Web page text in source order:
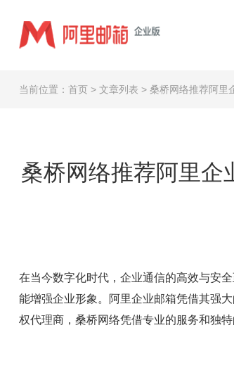
当前位置： 首页> 文章列表 > 桑桥网络推荐阿里
桑桥网络推荐阿里企
在当今数字化时代，企业通信的高效与安
能增强企业形象。阿里企业邮箱凭借其强
权代理商，桑桥网络凭借专业的服务和独